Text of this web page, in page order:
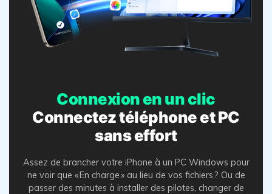
Connexion en un clic
Connectez téléphone et PC
sans effort
Assez de brancher votre iPhone à un PC Windows pour
ne voir que « En charge » au lieu de vos fichiers ? Ou de
passer des minutes à installer des pilotes, changer de